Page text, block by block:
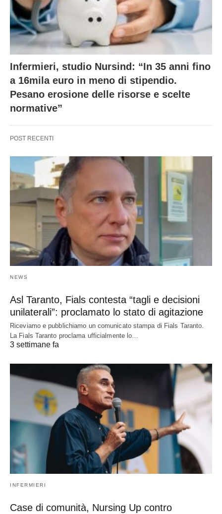
Infermieri, studio Nursind: “In 35 anni fino
a 16mila euro in meno di stipendio.
Pesano erosione delle risorse e scelte
normative”
POST RECENTI
NEWS
Asl Taranto, Fials contesta “tagli e decisioni
unilaterali”: proclamato lo stato di agitazione
Riceviamo e pubblichiamo un comunicato stampa di Fials Taranto.
La Fials Taranto proclama ufficialmente lo…
3 settimane fa
INFERMIERI
Case di comunità, Nursing Up contro